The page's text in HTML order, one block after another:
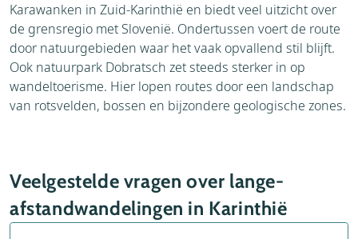
Karawanken in Zuid-Karinthië en biedt veel uitzicht over
de grensregio met Slovenië. Ondertussen voert de route
door natuurgebieden waar het vaak opvallend stil blijft.
Ook natuurpark Dobratsch zet steeds sterker in op
wandeltoerisme. Hier lopen routes door een landschap
van rotsvelden, bossen en bijzondere geologische zones.
Veelgestelde vragen over lange-
afstandwandelingen in Karinthië